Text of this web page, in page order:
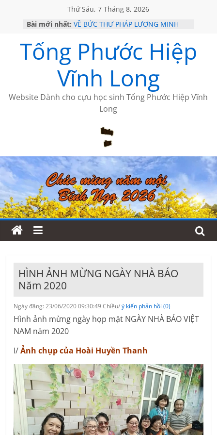
Thứ Sáu, 7 Tháng 8, 2026
Bài mới nhất: VỀ BỨC THƯ PHÁP LƯƠNG MINH
HỌC SỬ HỒI XƯA
MỘT ĐỜI ĐI QUA NHỮNG TRANG
BẤT CHỢT CỦA CHÂU LỆ DUNG
Tống Phước Hiệp
Vĩnh Long
Website Dành cho cựu học sinh Tống Phước Hiệp Vĩnh
Long
HÌNH ẢNH MỪNG NGÀY NHÀ BÁO
Năm 2020
Ngày đăng: 23/06/2020 09:30:49 Chiều/ý kiến phản hồi (0)
Hình ảnh mừng ngày họp mặt NGÀY NHÀ BÁO VIỆT
NAM năm 2020
I/Ảnh chụp của Hoài Huyền Thanh